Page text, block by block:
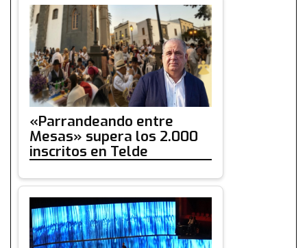
«Parrandeando entre
Mesas» supera los 2.000
inscritos en Telde